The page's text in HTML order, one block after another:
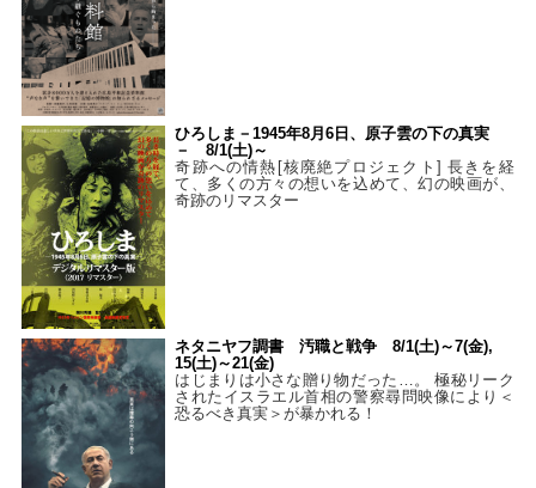
ひろしま－1945年8月6日、原子雲の下の真実
－ 8/1(土)～
奇跡への情熱[核廃絶プロジェクト] 長きを経
て、多くの方々の想いを込めて、幻の映画が、
奇跡のリマスター
ネタニヤフ調書 汚職と戦争 8/1(土)～7(金),
15(土)～21(金)
はじまりは小さな贈り物だった…。 極秘リーク
されたイスラエル首相の警察尋問映像により＜
恐るべき真実＞が暴かれる！